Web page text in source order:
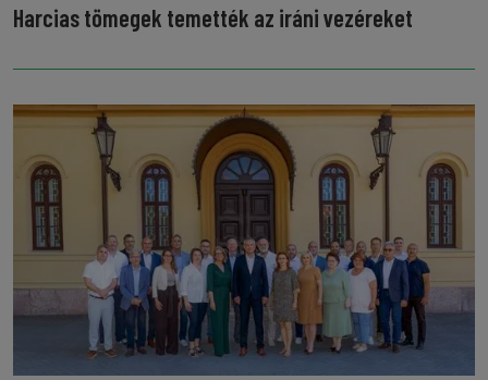
Harcias tömegek temették az iráni vezéreket